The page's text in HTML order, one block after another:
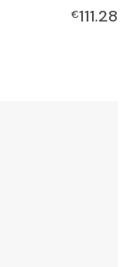
€111.28